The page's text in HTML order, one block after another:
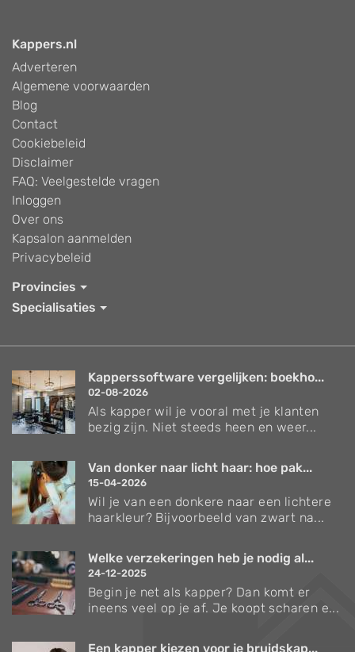
Kappers.nl
Adverteren
Algemene voorwaarden
Blog
Contact
Cookiebeleid
Disclaimer
FAQ: Veelgestelde vragen
Inloggen
Over ons
Kapsalon aanmelden
Privacybeleid
Provincies
Specialisaties
Kapperssoftware vergelijken: boekho...
02-08-2026
Als kapper wil je vooral met je klanten
bezig zijn. Niet steeds heen en weer...
Van donker naar licht haar: hoe pak...
15-04-2026
Wil je van een donkere naar een lichtere
haarkleur? Bijvoorbeeld van zwart na...
Welke verzekeringen heb je nodig al...
24-12-2025
Begin je net als kapper? Dan komt er
ineens veel op je af. Je koopt scharen e...
Een kapper kiezen voor je bruidskap...